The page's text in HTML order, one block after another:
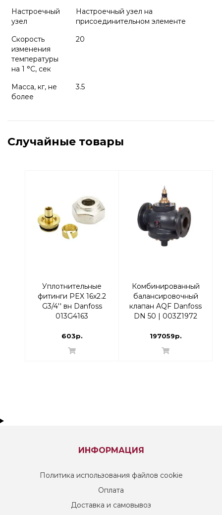
Настроечный
узел
Настроечный узел на
присоединительном элементе
Скорость
изменения
температуры
на 1 °С, сек
20
Масса, кг, не
более
3.5
Случайные товары
Уплотнительные
фитинги PEX 16х2.2
G3/4'' вн Danfoss
013G4163
603р.
Комбинированный
балансировочный
клапан AQF Danfoss
DN 50 | 003Z1972
197059р.
ИНФОРМАЦИЯ
Политика использования файлов cookie
Оплата
Доставка и самовывоз